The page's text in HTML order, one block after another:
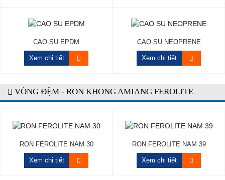
CAO SU EPDM
Xem chi tiết
CAO SU NEOPRENE
Xem chi tiết
VÒNG ĐỆM - RON KHONG AMIANG FEROLITE
RON FEROLITE NAM 30
Xem chi tiết
RON FEROLITE NAM 39
Xem chi tiết